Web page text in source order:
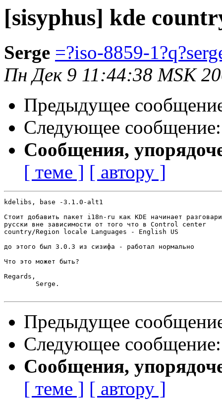
[sisyphus] kde
Serge =?iso-8859-
Пн Дек 9 11:44:38 MSK
Предыдущее
Следующее
Сообщения,
[ теме ] [ автору ]
kdelibs, base -3.1.0-alt1
Стоит добавить пакет i18n-ru как KDE начинает
русски вне зависимости от того что в Control center
country/Region locale Languages - English US
до этого был 3.0.3 из сизифа - работал нормально
Что это может быть?
Regards,
Предыдущее
Следующее
Сообщения,
[ теме ] [ автору ]